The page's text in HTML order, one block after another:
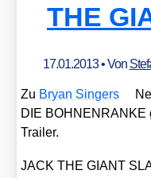
THE
17.01.2013• Von
Zu Bryan Sin­gers
DIE BOHNENRANKE
Trai­ler.
JACK THE GIANT